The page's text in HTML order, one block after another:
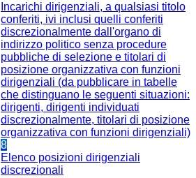
Incarichi dirigenziali, a qualsiasi titolo
conferiti, ivi inclusi quelli conferiti
discrezionalmente dall'organo di
indirizzo politico senza procedure
pubbliche di selezione e titolari di
posizione organizzativa con funzioni
dirigenziali (da pubblicare in tabelle
che distinguano le seguenti situazioni:
dirigenti, dirigenti individuati
discrezionalmente, titolari di posizione
organizzativa con funzioni dirigenziali)
8
Elenco posizioni dirigenziali
discrezionali